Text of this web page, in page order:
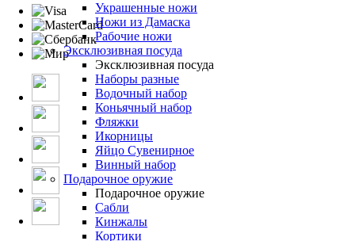
Украшенные ножи
Ножи из Дамаска
Рабочие ножи
Эксклюзивная посуда
Эксклюзивная посуда
Наборы разные
Водочный набор
Коньячный набор
Фляжки
Икорницы
Яйцо Сувенирное
Винный набор
Подарочное оружие
Подарочное оружие
Сабли
Кинжалы
Кортики